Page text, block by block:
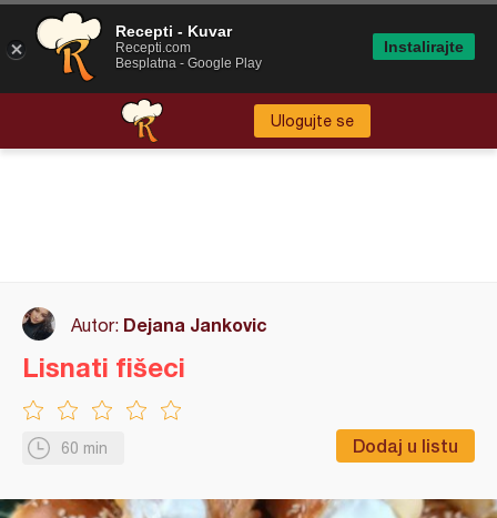
Ulogujte se
Autor: Dejana Jankovic
60 min Dodaj u listu
Lisnati fišeci
Recepti - Kuvar
Recepti.com
Besplatna - Google Play
Instalirajte